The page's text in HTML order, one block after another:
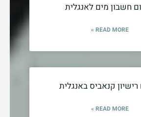
חשבון מים לאנגלית
READ MORE »
רישיון קנאביס באנגלית
READ MORE »